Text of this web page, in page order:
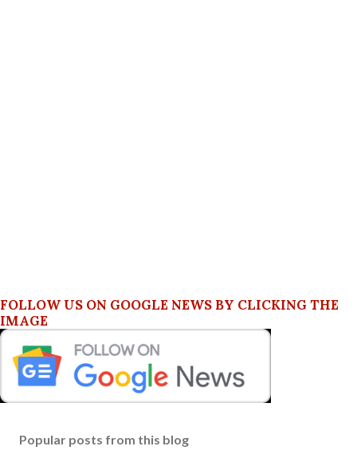
FOLLOW US ON GOOGLE NEWS BY CLICKING THE
IMAGE
Popular posts from this blog